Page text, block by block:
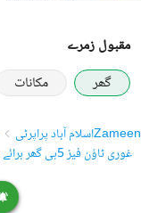
مقبول زمرے
گھر
مکانات
Zameenاسلام آباد پراپرٹی
غوری ٹاؤن فیز 5بی گھر برائے فروخت